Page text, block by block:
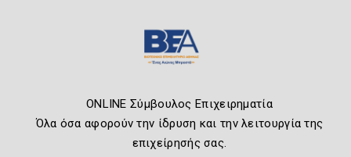
ONLINE Σύμβουλος Επιχειρηματία
Όλα όσα αφορούν την ίδρυση και την λειτουργία της
επιχείρησής σας.